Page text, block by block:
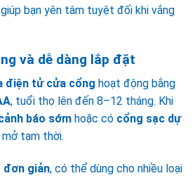
bạn yên tâm tuyệt đối khi vắng
và dễ dàng lắp đặt
điện tử cửa cổng hoạt động bằng
, tuổi thọ lên đến 8–12 tháng. Khi
báo sớm hoặc có cổng sạc dự
tạm thời.
đơn giản, có thể dùng cho nhiều loại